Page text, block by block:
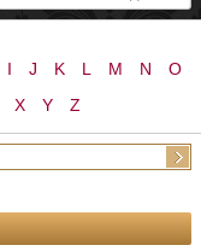
I J K L M N
O
X Y Z